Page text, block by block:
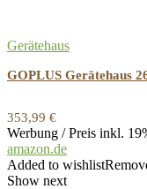
Gerätehaus
GOPLUS Gerätehaus
353,99 €
Werbung / Preis inkl.
amazon.de
Added to wishlist
Show next